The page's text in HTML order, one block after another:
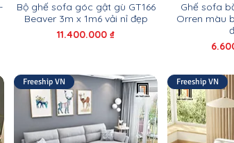
Bộ ghế sofa góc gật gù GT166
Beaver 3m x 1m6 vải nỉ đẹp
Giá
11.400.000 ₫
Ghế sofa
Orren màu
Giá
Freeship VN Freeship VN